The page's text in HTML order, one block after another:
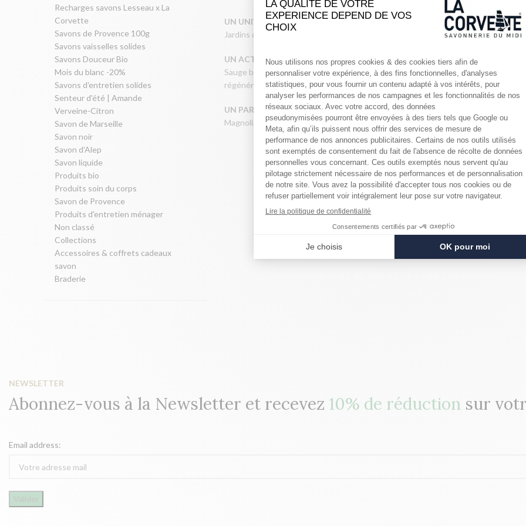
UN UNIVERS
Jardins de plantes fleuries à l’infini.
UN ACTIF
Sauge bio, reconnue pour ses vertus
régénérantes, purifiantes et équilibrantes.
UN PARFUM DELICAT
Magnolia – Verveine citronnée.
Recharges savons Lesseau x La
Corvette
Savons de Provence 100g
Savons vaisselles solides
Savons Douceur Bio
Mois du blanc -20%
Savons d'entretien solides
Senteur d'été | Amande
Verveine-Citron
Savon de Marseille
Savon noir
Savon d'Alep
Savon liquide
Produits bio
Produits soin du corps
Savon de Provence
Produits d'entretien ménager
Non classé
Collections
Accessoires & coffrets cadeaux
savon
Braderie
NEWSLETTER
Abonnez-vous à la Newsletter et recevez 10% de réduction sur
Email address: